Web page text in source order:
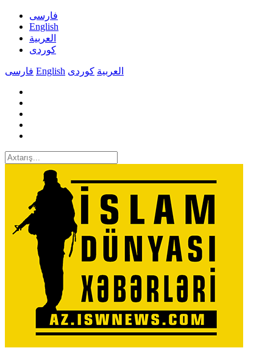
فارسی
English
العربیة
کوردی
فارسی English العربیة کوردی